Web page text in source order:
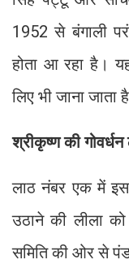
1952 से बंगाली
होता आ रहा है।
लिए भी जाना जाता
श्रीकृष्ण की गोवर्धन
लाठ नंबर एक में इस
उठाने की लीला
समिति की ओर से